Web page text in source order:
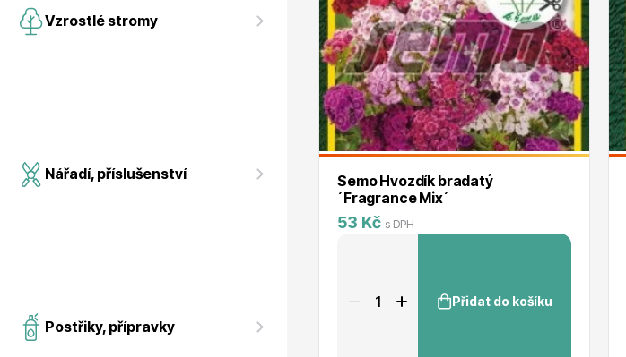
Semo Hvozdík bradatý
´Fragrance Mix´
53 Kč s DPH
Přidat do košíku
Vzrostlé stromy
Nářadí, příslušenství
Postřiky, přípravky